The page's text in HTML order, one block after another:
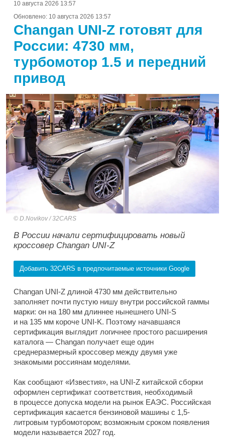
10 августа 2026 13:57
Обновлено: 10 августа 2026 13:57
Changan UNI-Z готовят для
России: 4730 мм,
турбомотор 1.5 и передний
привод
D.Novikov / 32CARS
В России начали сертифицировать новый
кроссовер Changan UNI-Z
Добавить 32CARS в предпочитаемые источники Google
Changan UNI-Z длиной 4730 мм действительно
заполняет почти пустую нишу внутри российской гаммы
марки: он на 180 мм длиннее нынешнего UNI-S
и на 135 мм короче UNI-K. Поэтому начавшаяся
сертификация выглядит логичнее простого расширения
каталога — Changan получает еще один
среднеразмерный кроссовер между двумя уже
знакомыми россиянам моделями.
Как сообщают «Известия», на UNI-Z китайской сборки
оформлен сертификат соответствия, необходимый
в процессе допуска модели на рынок ЕАЭС. Российская
сертификация касается бензиновой машины с 1,5-
литровым турбомотором; возможным сроком появления
модели называется 2027 год.